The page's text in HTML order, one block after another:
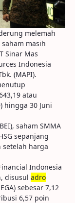
melemah
masih
Sinar Mas
Indonesia
(MAPI).
atau
hingga 30 Juni
saham SMMA
sepanjang
harga
Indonesia
disusul adro
sebesar 7,12
6,57 poin